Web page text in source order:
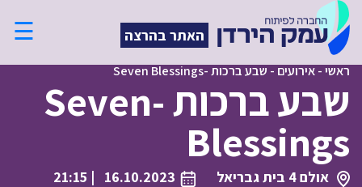
האתר בהרצה ☰
ראשי-אירועים - שבע ברכות -Seven Blessings
שבע ברכות -Seven
Blessings
אולם 4 בית גבריאל 16.10.2023
| 21:15